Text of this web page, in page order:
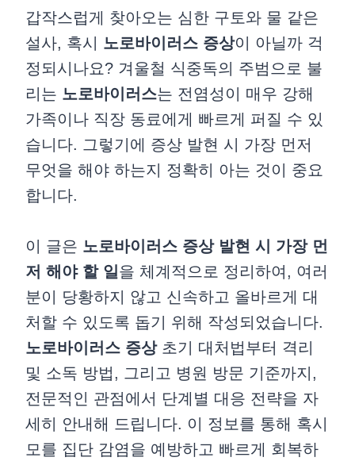
갑작스럽게 찾아오는 심한 구토와 물 같은
설사, 혹시 노로바이러스 증상이 아닐까 걱
정되시나요? 겨울철 식중독의 주범으로 불
리는 노로바이러스는 전염성이 매우 강해
가족이나 직장 동료에게 빠르게 퍼질 수 있
습니다. 그렇기에 증상 발현 시 가장 먼저
무엇을 해야 하는지 정확히 아는 것이 중요
합니다.
이 글은 노로바이러스 증상 발현 시 가장 먼
저 해야 할 일 을 체계적으로 정리하여, 여러
분이 당황하지 않고 신속하고 올바르게 대
처할 수 있도록 돕기 위해 작성되었습니다.
노로바이러스 증상초기 대처법부터 격리
및 소독 방법, 그리고 병원 방문 기준까지,
전문적인 관점에서 단계별 대응 전략을 자
세히 안내해 드립니다. 이 정보를 통해 혹시
모를 집단 감염을 예방하고 빠르게 회복하